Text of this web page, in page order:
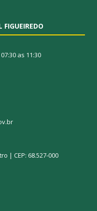
FIGUEIREDO
as 11:30
| CEP: 68.527-000